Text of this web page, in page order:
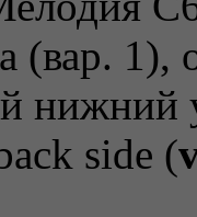
side (